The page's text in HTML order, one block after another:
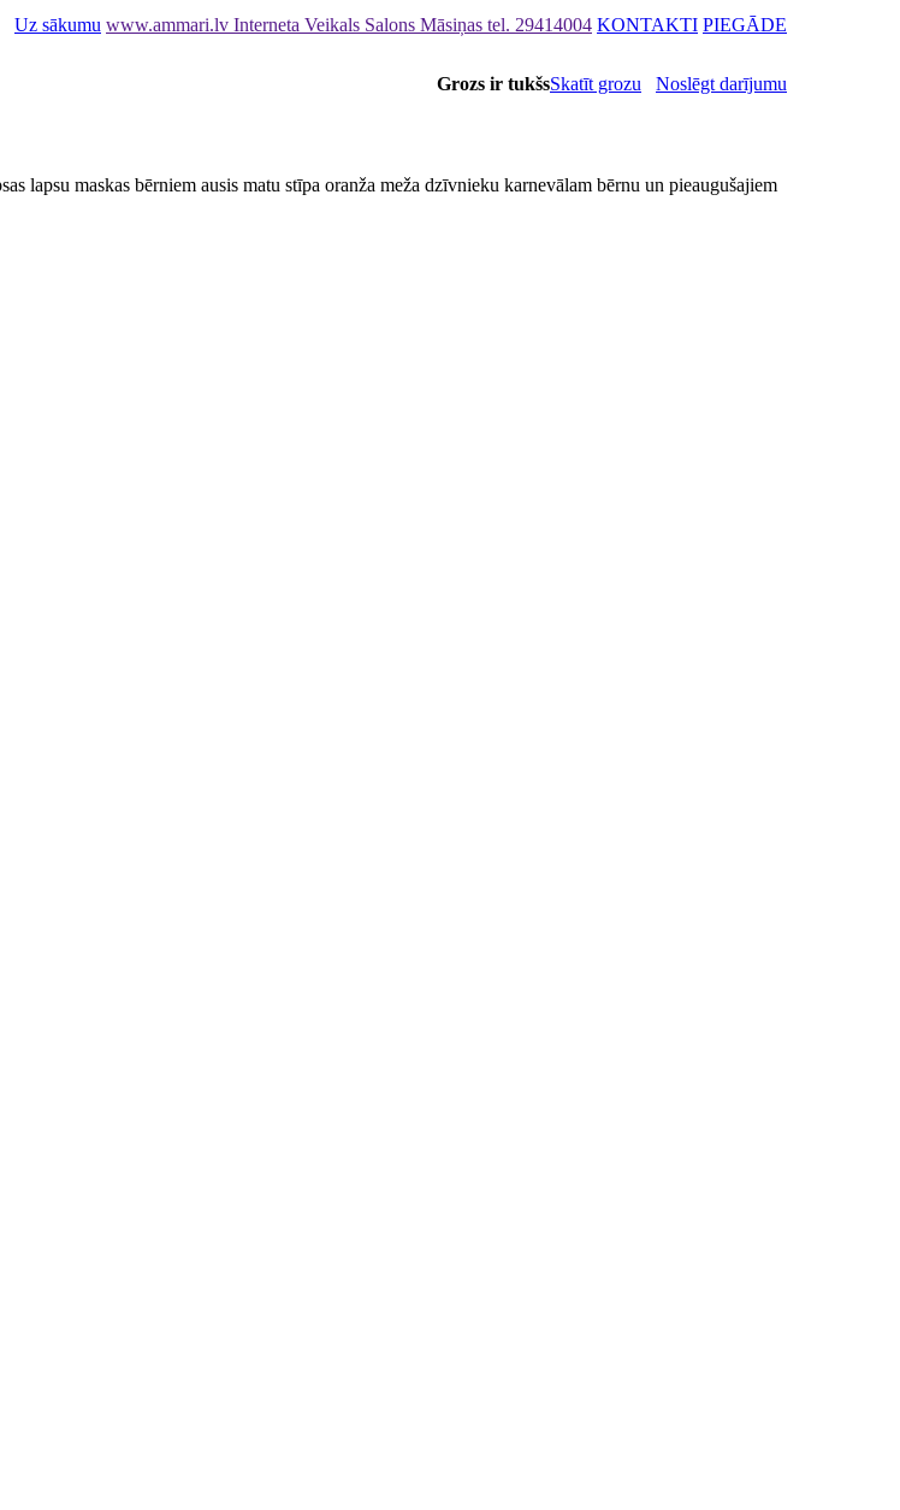
Uz sākumu www.ammari.lv Interneta Veikals Salons Māsiņas tel. 29414004 KONTAKTI PIEGĀDE
Grozs ir tukšsSkatīt grozu Noslēgt darījumu
lapsu maskas bērniem ausis matu stīpa oranža meža dzīvnieku karnevālam bērnu un pieaugušajiem